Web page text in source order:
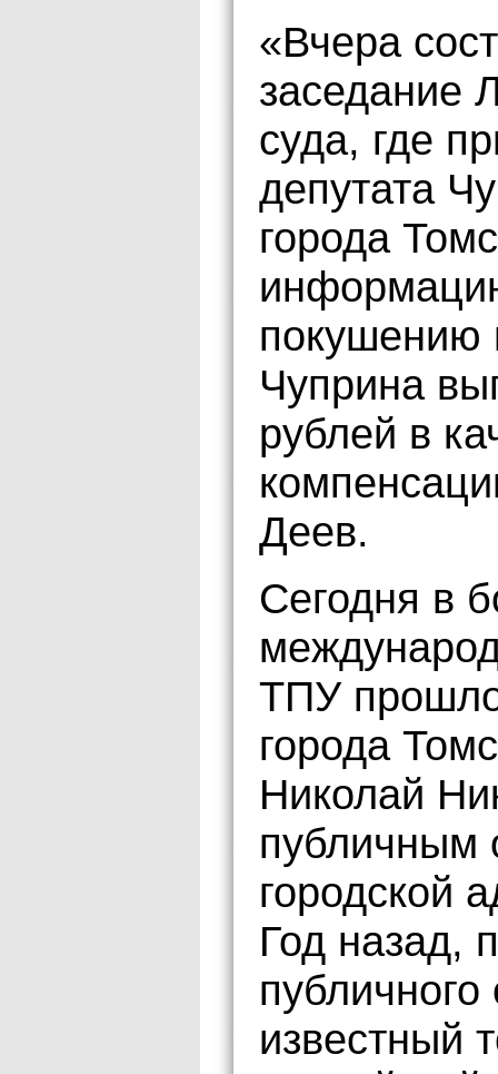
«Вчера
заседание
суда, где
депутата
города
покушению
Чуприна
рублей в
Деев.
Сегодня в
ТПУ
города
Николай
публичным
городской
Год назад,
известный